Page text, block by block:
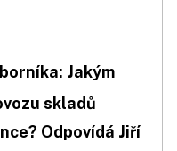
Jakým
skladů
Odpovídá Jiří